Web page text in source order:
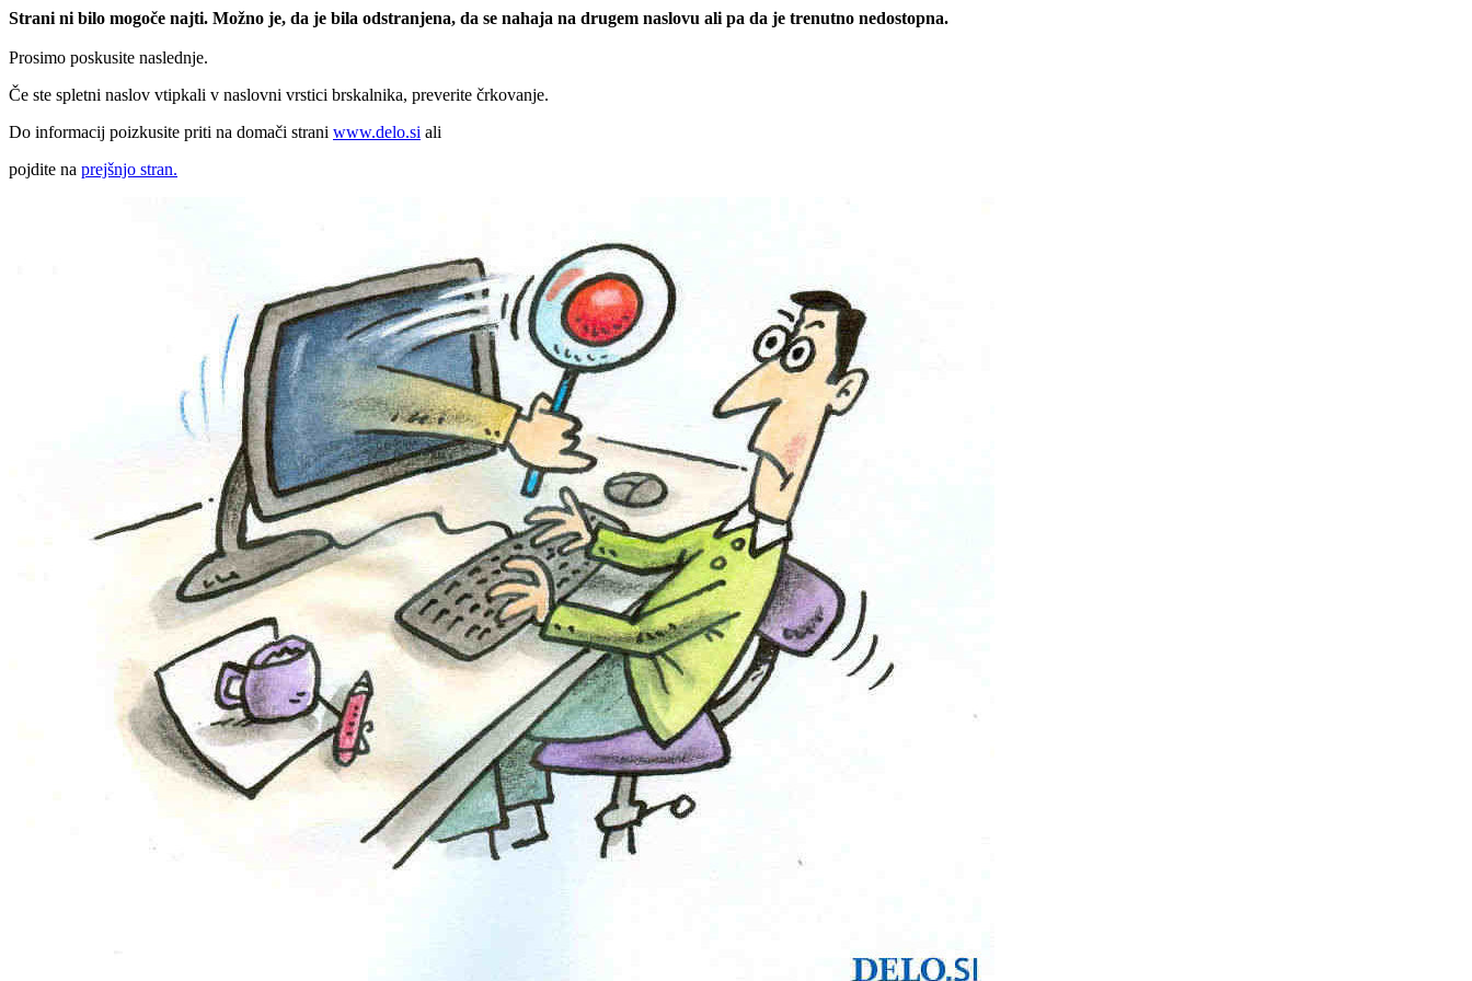
Strani ni bilo mogoče najti. Možno je, da je bila odstranjena, da se nahaja na drugem naslovu ali pa da je trenutno nedostopna.
Prosimo poskusite naslednje.
Če ste spletni naslov vtipkali v naslovni vrstici brskalnika, preverite črkovanje.
Do informacij poizkusite priti na domači strani www.delo.si ali
pojdite na prejšnjo stran.